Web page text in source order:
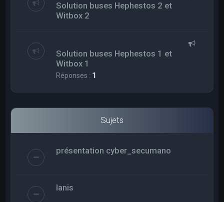
Solution buses Hephestos 2 et
Witbox 2
Solution buses Hephestos 1 et
Witbox 1
Réponses : 1
Sujets
présentation cyber_secumano
Ianis